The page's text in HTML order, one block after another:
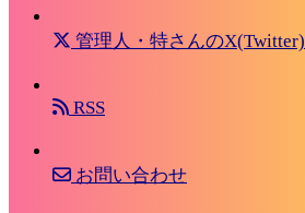
管理人・特さんのX(Twitter)
RSS
お問い合わせ